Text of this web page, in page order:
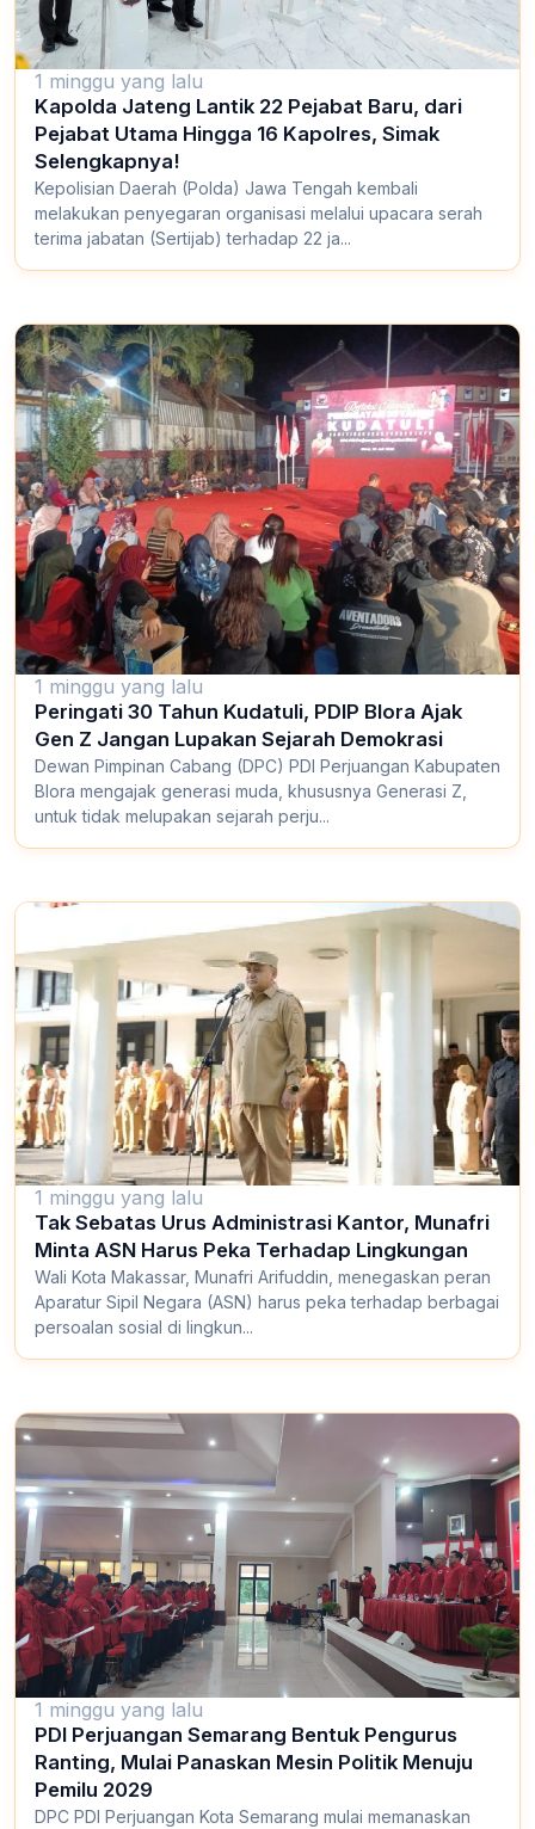
1 minggu yang lalu
Kapolda Jateng Lantik 22 Pejabat Baru, dari
Pejabat Utama Hingga 16 Kapolres, Simak
Selengkapnya!
Kepolisian Daerah (Polda) Jawa Tengah kembali
melakukan penyegaran organisasi melalui upacara serah
terima jabatan (Sertijab) terhadap 22 ja...
1 minggu yang lalu
Peringati 30 Tahun Kudatuli, PDIP Blora Ajak
Gen Z Jangan Lupakan Sejarah Demokrasi
Dewan Pimpinan Cabang (DPC) PDI Perjuangan Kabupaten
Blora mengajak generasi muda, khususnya Generasi Z,
untuk tidak melupakan sejarah perju...
1 minggu yang lalu
Tak Sebatas Urus Administrasi Kantor, Munafri
Minta ASN Harus Peka Terhadap Lingkungan
Wali Kota Makassar, Munafri Arifuddin, menegaskan peran
Aparatur Sipil Negara (ASN) harus peka terhadap berbagai
persoalan sosial di lingkun...
1 minggu yang lalu
PDI Perjuangan Semarang Bentuk Pengurus
Ranting, Mulai Panaskan Mesin Politik Menuju
Pemilu 2029
DPC PDI Perjuangan Kota Semarang mulai memanaskan